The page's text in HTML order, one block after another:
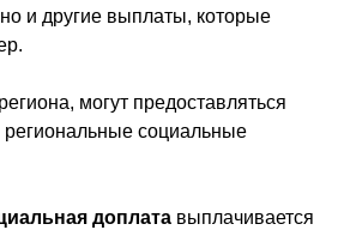
и другие выплаты, которые
могут предоставляться
социальные
доплатавыплачивается